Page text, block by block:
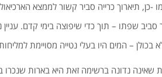
-כן, תיארוך כרייה סביר קשור לממצא
שפתו – תוך כדי שיפוצה בימי קדם. עניין
בכולן – המים היו בעלי נטייה מסויימת
נדונה ברשימה זאת היא בארות שנכרו